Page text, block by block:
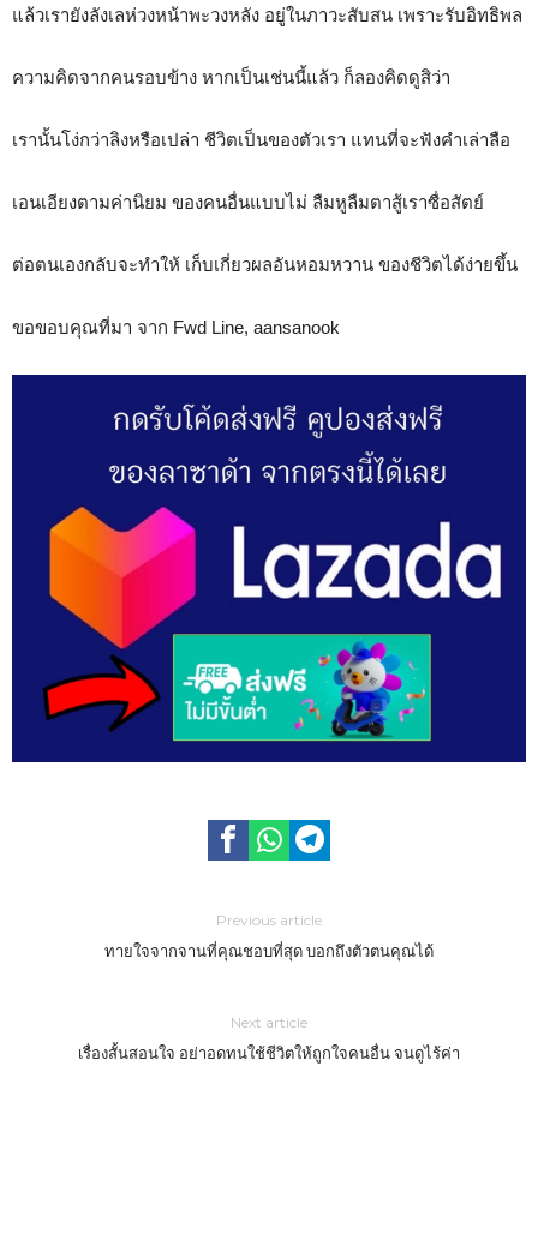
แล้วเรายังลังเลห่วงหน้าพะวงหลัง อยู่ในภาวะสับสน เพราะรับอิทธิพล
ความคิดจากคนรอบข้าง หากเป็นเช่นนี้แล้ว ก็ลองคิดดูสิว่า
เรานั้นโง่กว่าลิงหรือเปล่า ชีวิตเป็นของตัวเรา แทนที่จะฟังคำเล่าลือ
เอนเอียงตามค่านิยม ของคนอื่นแบบไม่ ลืมหูลืมตาสู้เราซื่อสัตย์
ต่อตนเองกลับจะทำให้ เก็บเกี่ยวผลอันหอมหวาน ของชีวิตได้ง่ายขึ้น
ขอขอบคุณที่มา จาก Fwd Line, aansanook
Previous article
ทายใจจากจานที่คุณชอบที่สุด บอกถึงตัวตนคุณได้
Next article
เรื่องสั้นสอนใจ อย่าอดทนใช้ชีวิตให้ถูกใจคนอื่น จนดูไร้ค่า